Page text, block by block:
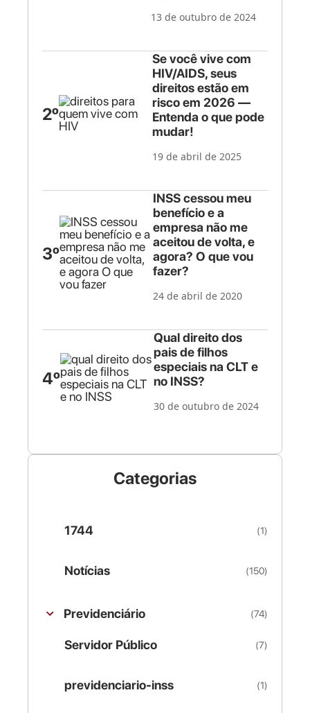
13 de outubro de 2024
2º
Se você vive com
HIV/AIDS, seus
direitos estão em
risco em 2026 —
Entenda o que pode
mudar!
19 de abril de 2025
3º
INSS cessou meu
benefício e a
empresa não me
aceitou de volta, e
agora? O que vou
fazer?
24 de abril de 2020
4º
Qual direito dos
pais de filhos
especiais na CLT e
no INSS?
30 de outubro de 2024
Categorias
1744 (1)
Notícias (150)
Previdenciário (74)
Servidor Público (7)
previdenciario-inss (1)